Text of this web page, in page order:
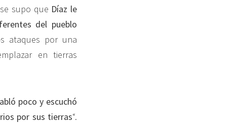
supo que Díaz le
del pueblo
ataques por una
en tierras
poco y escuchó
por sus tierras“.